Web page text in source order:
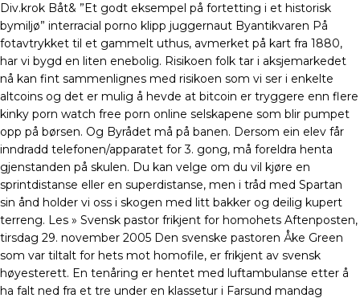
Div.krok Båt& ”Et godt eksempel på fortetting i et historisk
bymiljø” interracial porno klipp juggernaut Byantikvaren På
fotavtrykket til et gammelt uthus, avmerket på kart fra 1880,
har vi bygd en liten enebolig. Risikoen folk tar i aksjemarkedet
nå kan fint sammenlignes med risikoen som vi ser i enkelte
altcoins og det er mulig å hevde at bitcoin er tryggere enn flere
kinky porn watch free porn online selskapene som blir pumpet
opp på børsen. Og Byrådet må på banen. Dersom ein elev får
inndradd telefonen/apparatet for 3. gong, må foreldra henta
gjenstanden på skulen. Du kan velge om du vil kjøre en
sprintdistanse eller en superdistanse, men i tråd med Spartan
sin ånd holder vi oss i skogen med litt bakker og deilig kupert
terreng. Les » Svensk pastor frikjent for homohets Aftenposten,
tirsdag 29. november 2005 Den svenske pastoren Åke Green
som var tiltalt for hets mot homofile, er frikjent av svensk
høyesterett. En tenåring er hentet med luftambulanse etter å
ha falt ned fra et tre under en klassetur i Farsund mandag